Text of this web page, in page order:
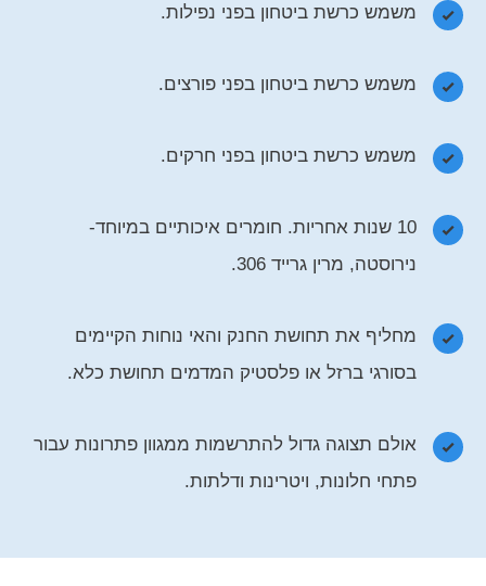
משמש כרשת ביטחון בפני נפילות.
משמש כרשת ביטחון בפני פורצים.
משמש כרשת ביטחון בפני חרקים.
10 שנות אחריות. חומרים איכותיים במיוחד-
נירוסטה, מרין גרייד 306.
מחליף את תחושת החנק והאי נוחות הקיימים
בסורגי ברזל או פלסטיק המדמים תחושת כלא.
אולם תצוגה גדול להתרשמות ממגוון פתרונות עבור
פתחי חלונות, ויטרינות ודלתות.